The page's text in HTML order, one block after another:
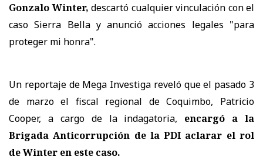
Gonzalo Winter, descartó cualquier vinculación con el
caso Sierra Bella y anunció acciones legales "para
proteger mi honra".
Un reportaje de Mega Investiga reveló que el pasado 3
de marzo el fiscal regional de Coquimbo, Patricio
Cooper, a cargo de la indagatoria, encargó a la
Brigada Anticorrupción de la PDI aclarar el rol
de Winter en este caso.